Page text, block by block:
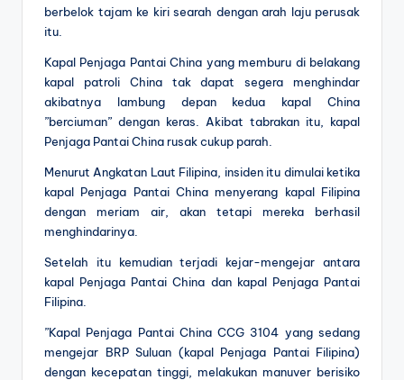
berbelok tajam ke kiri searah dengan arah laju perusak
itu.
Kapal Penjaga Pantai China yang memburu di belakang
kapal patroli China tak dapat segera menghindar
akibatnya lambung depan kedua kapal China
”berciuman” dengan keras. Akibat tabrakan itu, kapal
Penjaga Pantai China rusak cukup parah.
Menurut Angkatan Laut Filipina, insiden itu dimulai ketika
kapal Penjaga Pantai China menyerang kapal Filipina
dengan meriam air, akan tetapi mereka berhasil
menghindarinya.
Setelah itu kemudian terjadi kejar-mengejar antara
kapal Penjaga Pantai China dan kapal Penjaga Pantai
Filipina.
”Kapal Penjaga Pantai China CCG 3104 yang sedang
mengejar BRP Suluan (kapal Penjaga Pantai Filipina)
dengan kecepatan tinggi, melakukan manuver berisiko